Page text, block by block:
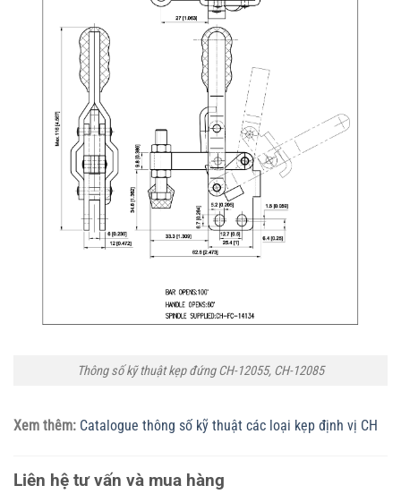
Thông số kỹ thuật kẹp đứng CH-12055, CH-12085
Xem thêm: Catalogue thông số kỹ thuật các loại kẹp định vị CH
Liên hệ tư vấn và mua hàng